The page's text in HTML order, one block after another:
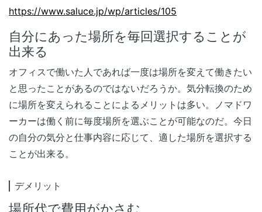
https://www.saluce.jp/wp/articles/105
自分にあった場所を毎回選択することが
出来る
オフィスで働いた人であれば一度は場所を変えて働きたい
と思ったことがあるのではないだろうか。気分転換のため
に場所を変えられることによるメリットは多い。ノマドワ
ーカーは働く前に毎度場所を選ぶことが可能なのだ。今日
の自分の気分と仕事内容に応じて、適した場所を選択する
ことが出来る。
デメリット
場所代で費用がかさむ